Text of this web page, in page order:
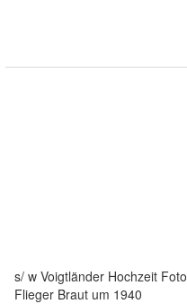
s/ w Voigtländer Hochzeit Foto
Flieger Braut um 1940